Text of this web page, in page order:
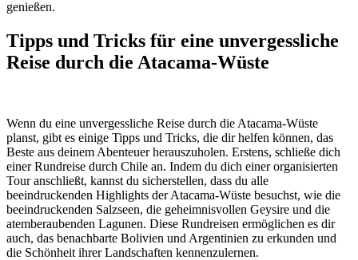
genießen.
Tipps und Tricks für eine unvergessliche
Reise durch die Atacama-Wüste
Wenn du eine unvergessliche Reise durch die Atacama-Wüste
planst, gibt es einige Tipps und Tricks, die dir helfen können, das
Beste aus deinem Abenteuer herauszuholen. Erstens, schließe dich
einer Rundreise durch Chile an. Indem du dich einer organisierten
Tour anschließt, kannst du sicherstellen, dass du alle
beeindruckenden Highlights der Atacama-Wüste besuchst, wie die
beeindruckenden Salzseen, die geheimnisvollen Geysire und die
atemberaubenden Lagunen. Diese Rundreisen ermöglichen es dir
auch, das benachbarte Bolivien und Argentinien zu erkunden und
die Schönheit ihrer Landschaften kennenzulernen.